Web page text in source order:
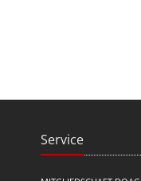
Service